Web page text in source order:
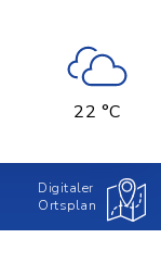
22 °C
Digitaler
Ortsplan